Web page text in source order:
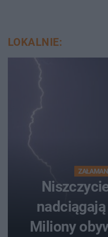
LOKALNIE:
Miliony